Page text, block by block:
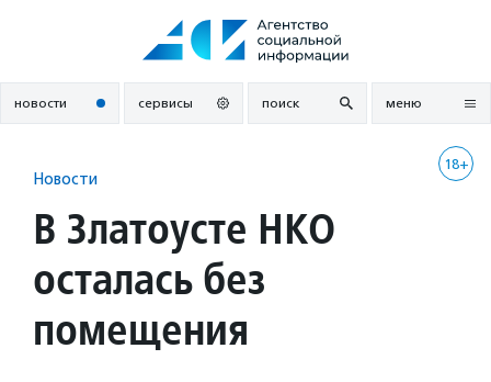
новости сервисы поиск меню
18+
Новости
В Златоусте НКО
осталась без
помещения